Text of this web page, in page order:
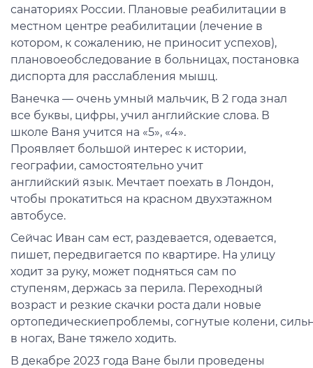
санаториях России. Плановые реабилитации в
местном центре реабилитации (лечение в
котором, к сожалению, не приносит успехов),
плановоеобследование в больницах, постановка
диспорта для расслабления мышц.
Ванечка — очень умный мальчик, В 2 года знал
все буквы, цифры, учил английские слова. В
школе Ваня учится на «5», «4».
Проявляет большой интерес к истории,
географии, самостоятельно учит
английский язык. Мечтает поехать в Лондон,
чтобы прокатиться на красном двухэтажном
автобусе.
Сейчас Иван сам ест, раздевается, одевается,
пишет, передвигается по квартире. На улицу
ходит за руку, может подняться сам по
ступеням, держась за перила. Переходный
возраст и резкие скачки роста дали новые
ортопедическиепроблемы, согнутые колени,
в ногах, Ване тяжело ходить.
В декабре 2023 года Ване были проведены